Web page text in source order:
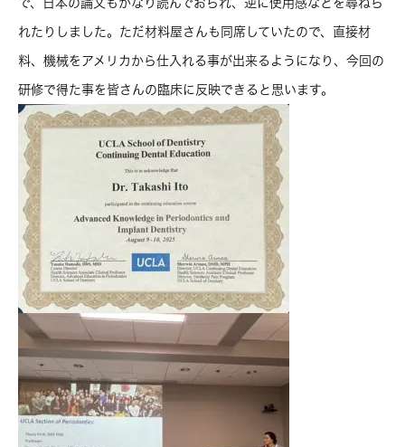
で、日本の論文もかなり読んでおられ、逆に使用感などを尋ねら
れたりしました。ただ材料屋さんも同席していたので、直接材
料、機械をアメリカから仕入れる事が出来るようになり、今回の
研修で得た事を皆さんの臨床に反映できると思います。